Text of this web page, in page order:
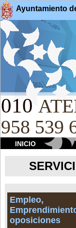
Ayuntamiento
010
958 539
INICIO
Empleo,
oposiciones